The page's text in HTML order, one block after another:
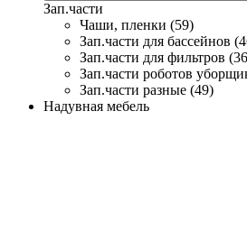
Зап.части
Чаши, пленки (59)
Зап.части для бассейнов
Зап.части для фильтров
Зап.части роботов
Зап.части разные (49)
Надувная мебель